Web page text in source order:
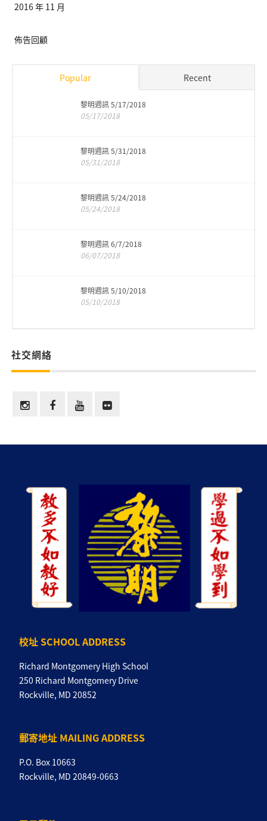
2016 年 11 月
佈告回顧
Popular Recent
黎明週訊 5/17/2018
05/17/2018
黎明週訊 5/31/2018
05/31/2018
黎明週訊 5/24/2018
05/24/2018
黎明週訊 6/7/2018
06/07/2018
黎明週訊 5/10/2018
05/10/2018
社交網絡
校址 SCHOOL ADDRESS
Richard Montgomery High School
250 Richard Montgomery Drive
Rockville, MD 20852
郵寄地址 MAILING ADDRESS
P.O. Box 10663
Rockville, MD 20849-0663